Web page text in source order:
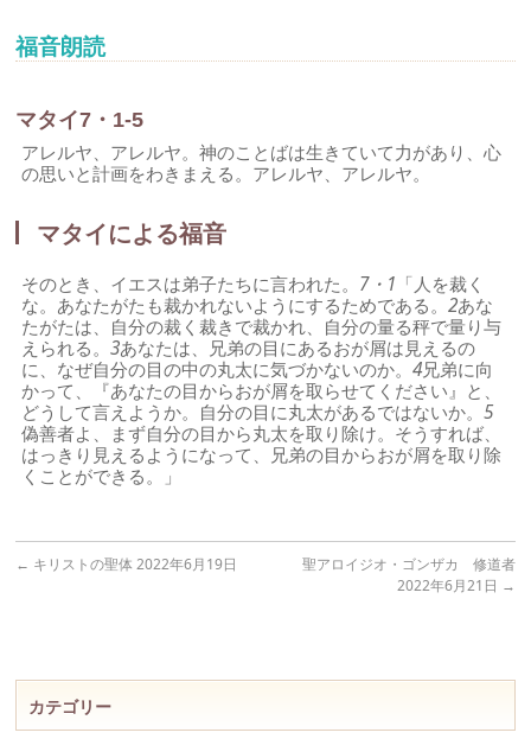
福音朗読
マタイ7・1-5
アレルヤ、アレルヤ。神のことばは生きていて力があり、心
の思いと計画をわきまえる。アレルヤ、アレルヤ。
マタイによる福音
そのとき、イエスは弟子たちに言われた。 7・1 「人を裁く
な。あなたがたも裁かれないようにするためである。2あな
たがたは、自分の裁く裁きで裁かれ、自分の量る秤で量り与
えられる。3あなたは、兄弟の目にあるおが屑は見えるの
に、なぜ自分の目の中の丸太に気づかないのか。4兄弟に向
かって、『あなたの目からおが屑を取らせてください』と、
どうして言えようか。自分の目に丸太があるではないか。5
偽善者よ、まず自分の目から丸太を取り除け。そうすれば、
はっきり見えるようになって、兄弟の目からおが屑を取り除
くことができる。」
← キリストの聖体 2022年6月19日
聖アロイジオ・ゴンザカ 修道者
2022年6月21日 →
カテゴリー